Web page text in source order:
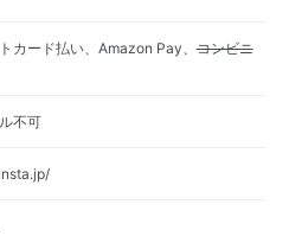
カード払い、Amazon Pay、コンビニ
不可